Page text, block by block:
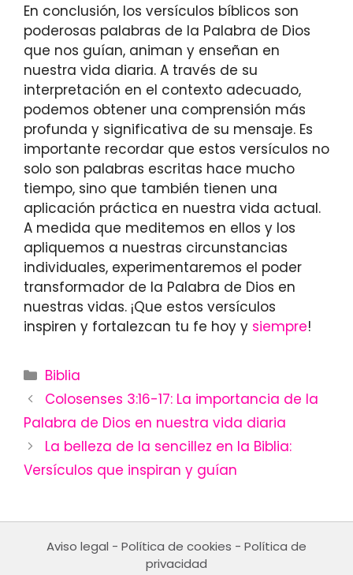
En conclusión, los versículos bíblicos son
poderosas palabras de la Palabra de Dios
que nos guían, animan y enseñan en
nuestra vida diaria. A través de su
interpretación en el contexto adecuado,
podemos obtener una comprensión más
profunda y significativa de su mensaje. Es
importante recordar que estos versículos no
solo son palabras escritas hace mucho
tiempo, sino que también tienen una
aplicación práctica en nuestra vida actual.
A medida que meditemos en ellos y los
apliquemos a nuestras circunstancias
individuales, experimentaremos el poder
transformador de la Palabra de Dios en
nuestras vidas. ¡Que estos versículos
inspiren y fortalezcan tu fe hoy y siempre!
Categories
Biblia
Colosenses 3:16-17: La importancia de la
Palabra de Dios en nuestra vida diaria
La belleza de la sencillez en la Biblia:
Versículos que inspiran y guían
Aviso legal - Política de cookies - Política de
privacidad